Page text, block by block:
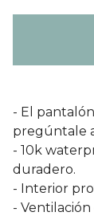
- El
pregúntale
- 10k
duradero.
- Interior
-